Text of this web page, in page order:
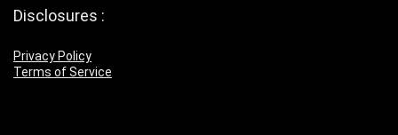
Disclosures :
Privacy Policy
Terms of Service